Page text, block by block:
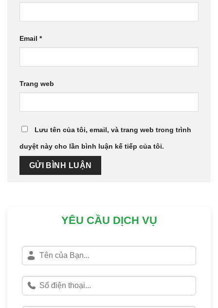
Email *
Trang web
Lưu tên của tôi, email, và trang web trong trình
duyệt này cho lần bình luận kế tiếp của tôi.
YÊU CẦU DỊCH VỤ